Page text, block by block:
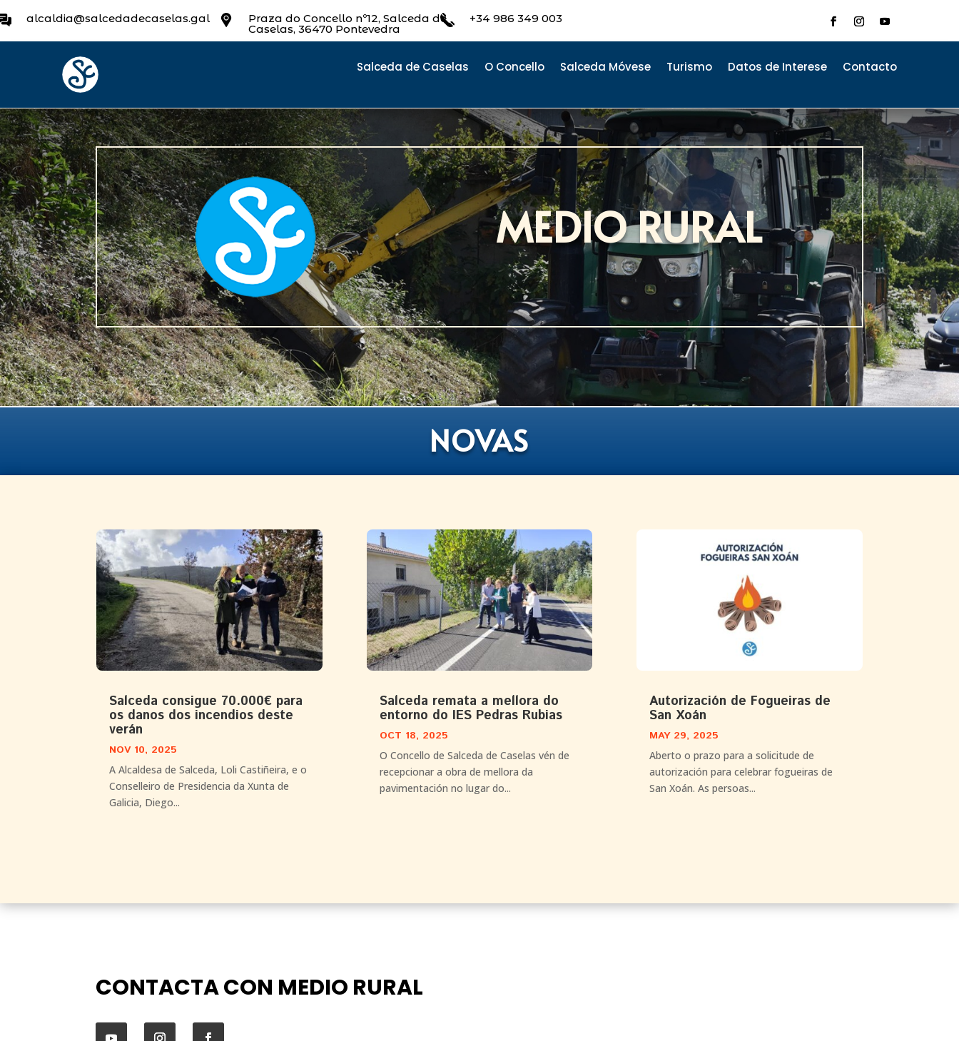
alcaldia@salcedadecaselas.gal Praza do Concello nº12, Salceda de
Caselas, 36470 Pontevedra
+34 986 349 003
Salceda de Caselas O Concello Salceda Móvese Turismo Datos de Interese Contacto
MEDIO RURAL
NOVAS
Salceda consigue 70.000€ para
os danos dos incendios deste
verán
NOV 10, 2025
A Alcaldesa de Salceda, Loli Castiñeira, e o
Conselleiro de Presidencia da Xunta de
Galicia, Diego...
Salceda remata a mellora do
entorno do IES Pedras Rubias
OCT 18, 2025
O Concello de Salceda de Caselas vén de
recepcionar a obra de mellora da
pavimentación no lugar do...
Autorización de Fogueiras de
San Xoán
MAY 29, 2025
Aberto o prazo para a solicitude de
autorización para celebrar fogueiras de
San Xoán. As persoas...
CONTACTA CON MEDIO RURAL